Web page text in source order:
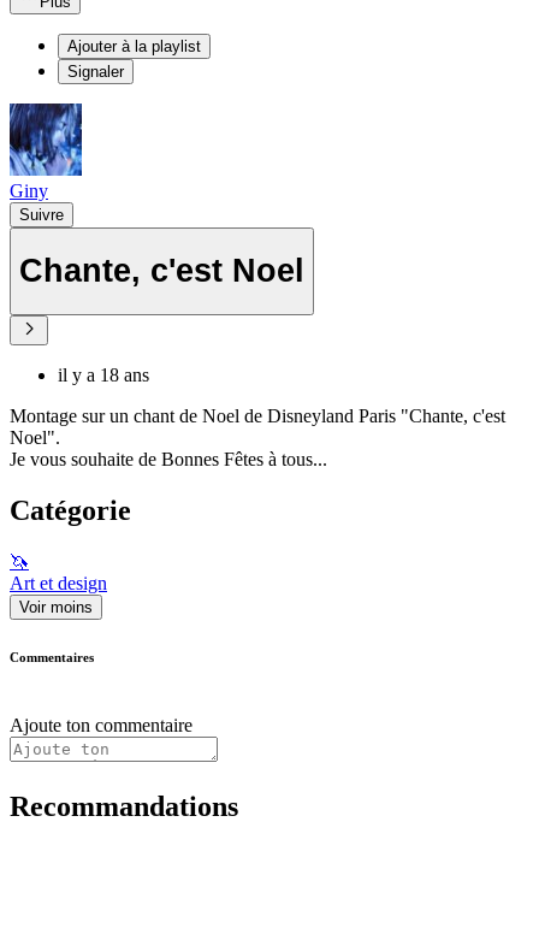
Ajouter à la playlist
Signaler
Giny
Suivre
Chante, c'est Noel
il y a 18 ans
Montage sur un chant de Noel de Disneyland Paris "Chante, c'est
Noel".
Je vous souhaite de Bonnes Fêtes à tous...
Catégorie
🦄
Art et design
Voir moins
Commentaires
Ajoute ton commentaire
Recommandations